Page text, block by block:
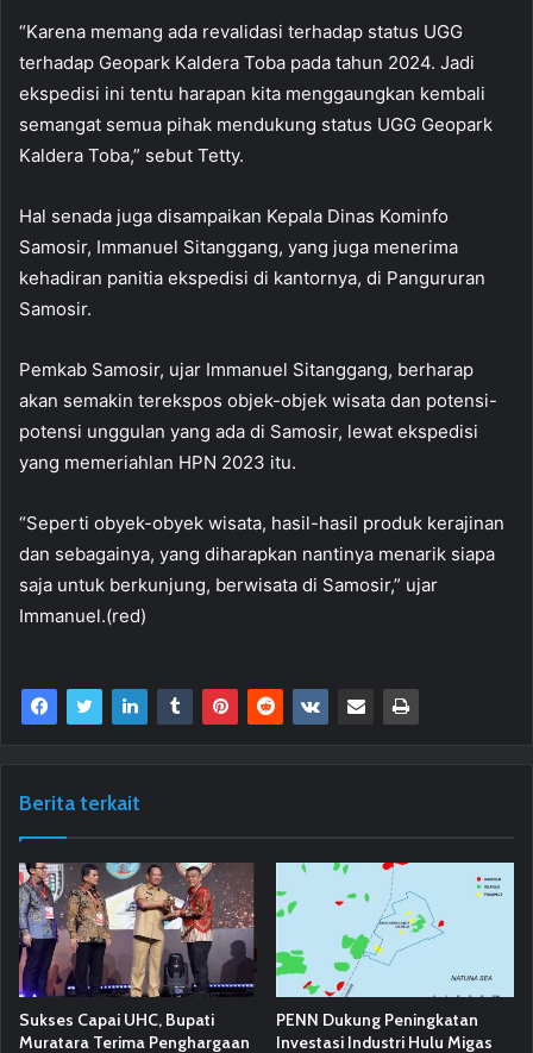
“Karena memang ada revalidasi terhadap status UGG
terhadap Geopark Kaldera Toba pada tahun 2024. Jadi
ekspedisi ini tentu harapan kita menggaungkan kembali
semangat semua pihak mendukung status UGG Geopark
Kaldera Toba,” sebut Tetty.
Hal senada juga disampaikan Kepala Dinas Kominfo
Samosir, Immanuel Sitanggang, yang juga menerima
kehadiran panitia ekspedisi di kantornya, di Pangururan
Samosir.
Pemkab Samosir, ujar Immanuel Sitanggang, berharap
akan semakin terekspos objek-objek wisata dan potensi-
potensi unggulan yang ada di Samosir, lewat ekspedisi
yang memeriahlan HPN 2023 itu.
“Seperti obyek-obyek wisata, hasil-hasil produk kerajinan
dan sebagainya, yang diharapkan nantinya menarik siapa
saja untuk berkunjung, berwisata di Samosir,” ujar
Immanuel.(red)
Berita terkait
Sukses Capai UHC, Bupati
Muratara Terima Penghargaan
PENN Dukung Peningkatan
Investasi Industri Hulu Migas